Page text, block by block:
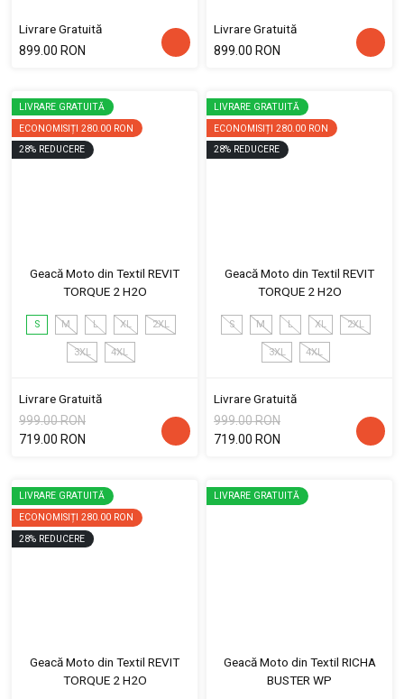
Livrare Gratuită
899.00 RON
Livrare Gratuită
899.00 RON
LIVRARE GRATUITĂ
ECONOMISIȚI 280.00 RON
28% REDUCERE
Geacă Moto din Textil REVIT
TORQUE 2 H2O
S M L XL 2XL
3XL 4XL
Livrare Gratuită
999.00 RON
719.00 RON
LIVRARE GRATUITĂ
ECONOMISIȚI 280.00 RON
28% REDUCERE
Geacă Moto din Textil REVIT
TORQUE 2 H2O
S M L XL 2XL
3XL 4XL
Livrare Gratuită
999.00 RON
719.00 RON
LIVRARE GRATUITĂ
ECONOMISIȚI 280.00 RON
28% REDUCERE
Geacă Moto din Textil REVIT
TORQUE 2 H2O
LIVRARE GRATUITĂ
Geacă Moto din Textil RICHA
BUSTER WP